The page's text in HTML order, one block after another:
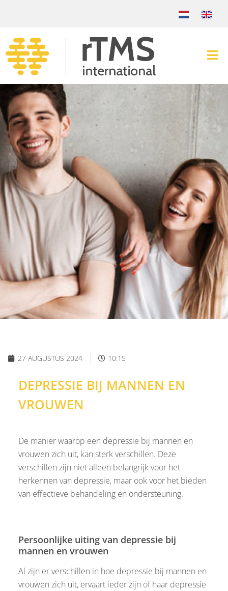
27 AUGUSTUS 2024 10:15
DEPRESSIE BIJ MANNEN EN
VROUWEN
De manier waarop een depressie bij mannen en
vrouwen zich uit, kan sterk verschillen. Deze
verschillen zijn niet alleen belangrijk voor het
herkennen van depressie, maar ook voor het bieden
van effectieve behandeling en ondersteuning.
Persoonlijke uiting van depressie bij
mannen en vrouwen
Al zijn er verschillen in hoe depressie bij mannen en
vrouwen zich uit, ervaart ieder zijn of haar depressie